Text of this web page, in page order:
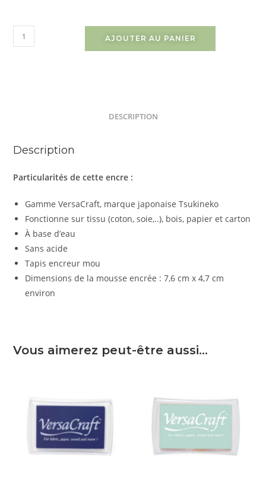
AJOUTER AU PANIER
DESCRIPTION
Description
Particularités de cette encre :
Gamme VersaCraft, marque japonaise Tsukineko
Fonctionne sur tissu (coton, soie,..), bois, papier et carton
À base d’eau
Sans acide
Tapis encreur mou
Dimensions de la mousse encrée : 7,6 cm x 4,7 cm
environ
Vous aimerez peut-être aussi…